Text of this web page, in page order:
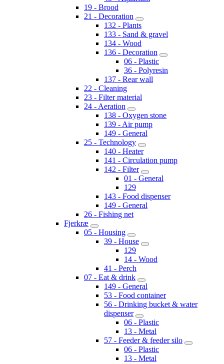
19 - Brood
21 - Decoration
132 - Plants
133 - Sand & gravel
134 - Wood
136 - Decoration
06 - Plastic
36 - Polyresin
137 - Rear wall
22 - Cleaning
23 - Filter material
24 - Aeration
138 - Oxygen stone
139 - Air pump
149 - General
25 - Technology
140 - Heater
141 - Circulation pump
142 - Filter
01 - General
129
143 - Food dispenser
149 - General
26 - Fishing net
Fjerkræ
05 - Housing
39 - House
129
14 - Wood
41 - Perch
07 - Eat & drink
149 - General
53 - Food container
56 - Drinking bucket & water
dispenser
06 - Plastic
13 - Metal
57 - Feeder & feeder silo
06 - Plastic
13 - Metal